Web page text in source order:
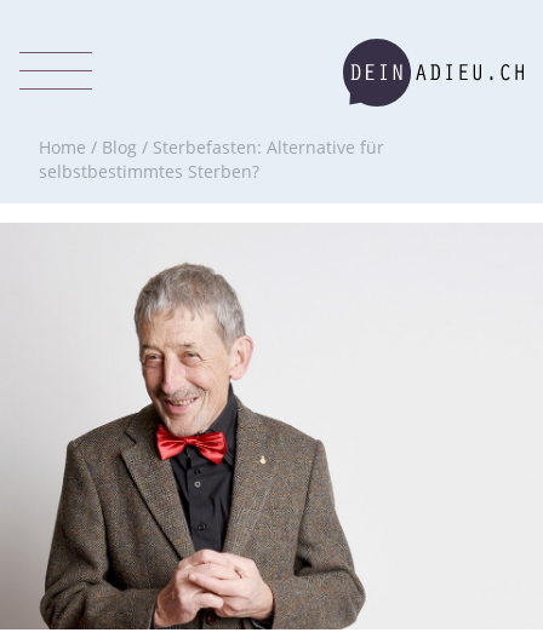
Home / Blog / Sterbefasten: Alternative für
selbstbestimmtes Sterben?